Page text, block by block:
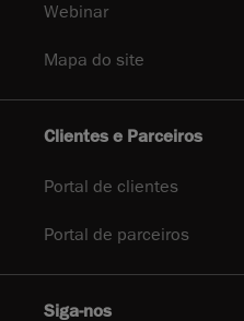
Webinar
Mapa do site
Clientes e Parceiros
Portal de clientes
Portal de parceiros
Siga-nos